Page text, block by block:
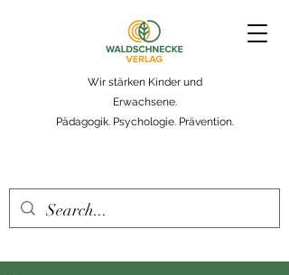
Wir stärken Kinder und
Erwachsene.
Pädagogik. Psychologie. Prävention.